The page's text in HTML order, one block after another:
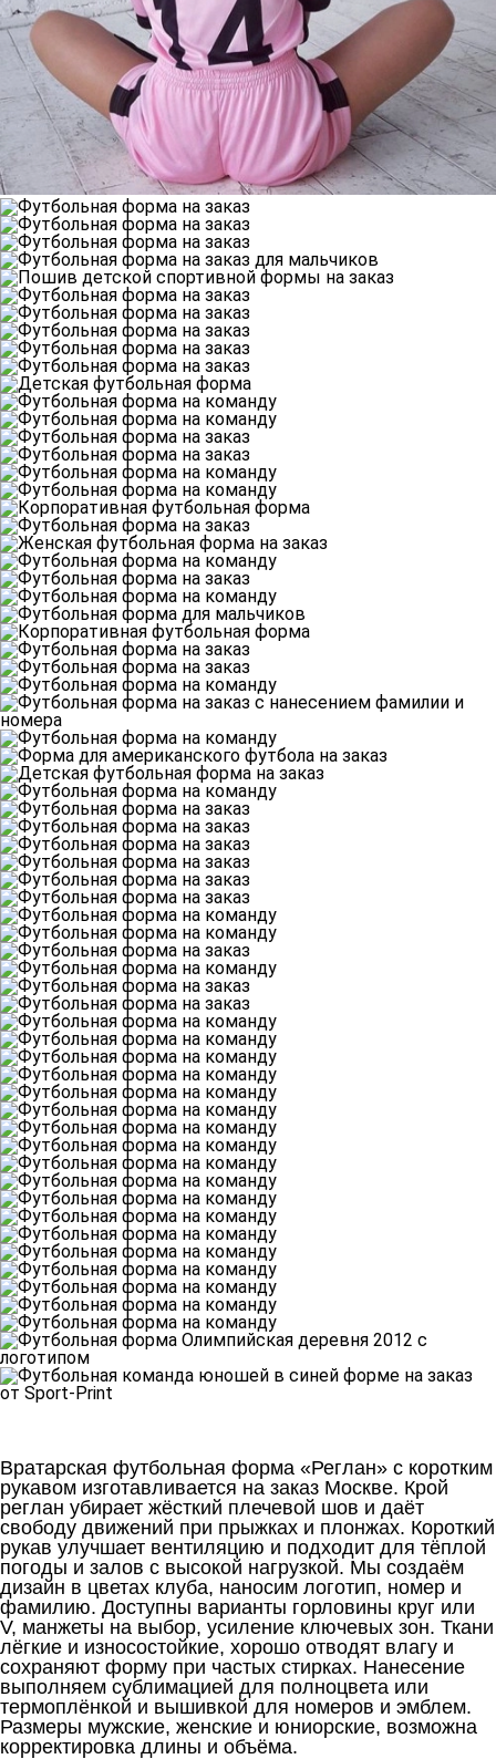
Вратарская футбольная форма «Реглан» с коротким
рукавом изготавливается на заказ Москве. Крой
реглан убирает жёсткий плечевой шов и даёт
свободу движений при прыжках и плонжах. Короткий
рукав улучшает вентиляцию и подходит для тёплой
погоды и залов с высокой нагрузкой. Мы создаём
дизайн в цветах клуба, наносим логотип, номер и
фамилию. Доступны варианты горловины круг или
V, манжеты на выбор, усиление ключевых зон. Ткани
лёгкие и износостойкие, хорошо отводят влагу и
сохраняют форму при частых стирках. Нанесение
выполняем сублимацией для полноцвета или
термоплёнкой и вышивкой для номеров и эмблем.
Размеры мужские, женские и юниорские, возможна
корректировка длины и объёма.